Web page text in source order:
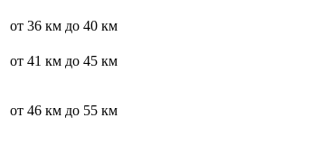
от 36 км до 40 км
от 41 км до 45 км
от 46 км до 55 км